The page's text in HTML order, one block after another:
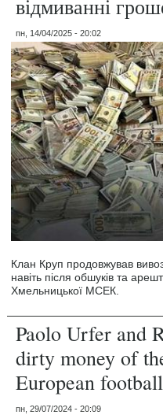
відмиванні
пн, 14/04/2025 - 20:02
Клан Круп продовжував
навіть після обшуків та
Хмельницької МСЕК.
Paolo Urfer and
dirty money of
European football
пн, 29/07/2024 - 20:09